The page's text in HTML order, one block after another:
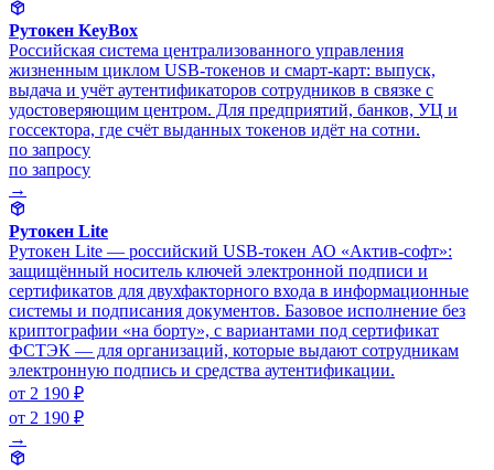
Рутокен KeyBox
Российская система централизованного управления
жизненным циклом USB-токенов и смарт-карт: выпуск,
выдача и учёт аутентификаторов сотрудников в связке с
удостоверяющим центром. Для предприятий, банков, УЦ и
госсектора, где счёт выданных токенов идёт на сотни.
по запросу
по запросу
→
Рутокен Lite
Рутокен Lite — российский USB-токен АО «Актив-софт»:
защищённый носитель ключей электронной подписи и
сертификатов для двухфакторного входа в информационные
системы и подписания документов. Базовое исполнение без
криптографии «на борту», с вариантами под сертификат
ФСТЭК — для организаций, которые выдают сотрудникам
электронную подпись и средства аутентификации.
от 2 190 ₽
от 2 190 ₽
→